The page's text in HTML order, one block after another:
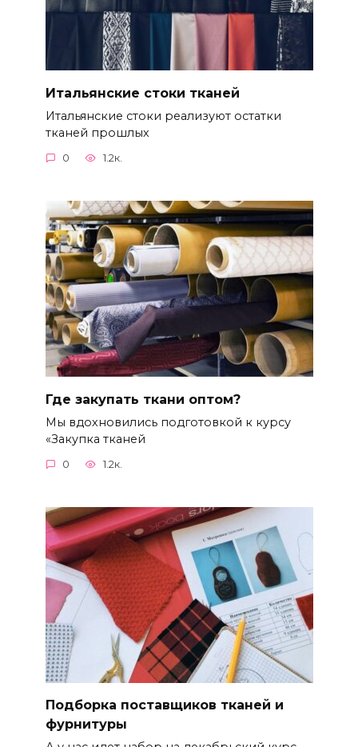
Итальянские стоки тканей
Итальянские стоки реализуют остатки
тканей прошлых
0 1.2к.
Где закупать ткани оптом?
Мы вдохновились подготовкой к курсу
«Закупка тканей
0 1.2к.
Подборка поставщиков тканей и
фурнитуры